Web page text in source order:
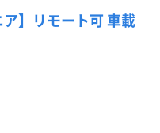
ア】リモート可 車載